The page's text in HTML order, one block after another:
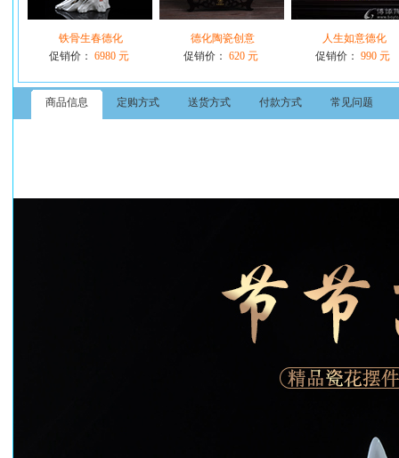
铁骨生春德化
促销价： 6980 元
德化陶瓷创意
促销价： 620 元
人生如意德化
促销价： 990 元
商品信息 定购方式 送货方式 付款方式 常见问题